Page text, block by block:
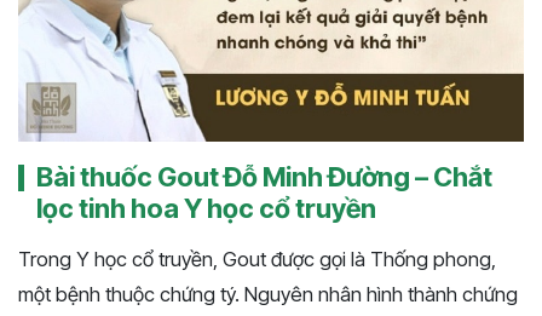
Bài thuốc Gout Đỗ Minh Đường – Chắt
lọc tinh hoa Y học cổ truyền
Trong Y học cổ truyền, Gout được gọi là Thống phong,
một bệnh thuộc chứng tý. Nguyên nhân hình thành chứng